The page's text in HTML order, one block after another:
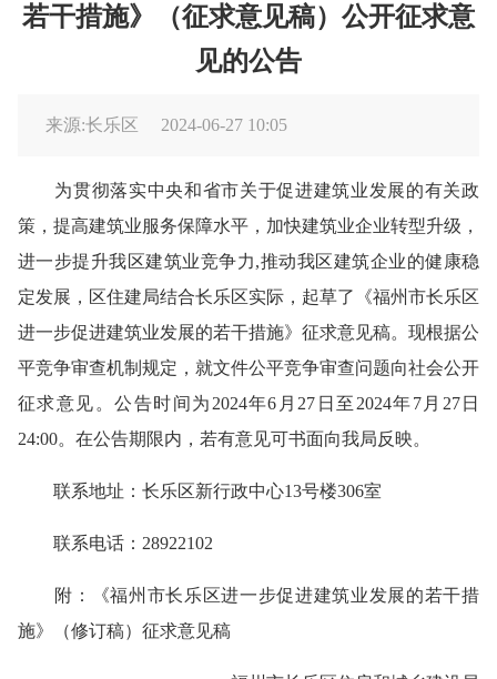
若干措施》（征求意见稿）公开征求意
见的公告
来源:长乐区 2024-06-27 10:05
为贯彻落实中央和省市关于促进建筑业发展的有关政
策，提高建筑业服务保障水平，加快建筑业企业转型升级，
进一步提升我区建筑业竞争力,推动我区建筑企业的健康稳
定发展，区住建局结合长乐区实际，起草了《福州市长乐区
进一步促进建筑业发展的若干措施》征求意见稿。现根据公
平竞争审查机制规定，就文件公平竞争审查问题向社会公开
征求意见。公告时间为2024年6月27日至2024年7月27日
24:00。在公告期限内，若有意见可书面向我局反映。
联系地址：长乐区新行政中心13号楼306室
联系电话：28922102
附：《福州市长乐区进一步促进建筑业发展的若干措
施》（修订稿）征求意见稿